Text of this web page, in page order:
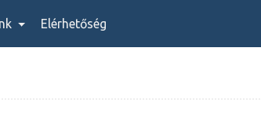
Elérhetőség